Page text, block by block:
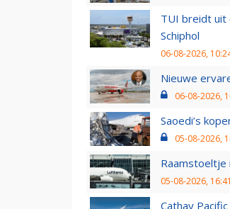
TUI breidt uit
Schiphol
06-08-2026,
Nieuwe
06-08-2026,
Saoedi’s
05-08-2026,
Raamstoeltje
05-08-2026, 16:41
Cathay